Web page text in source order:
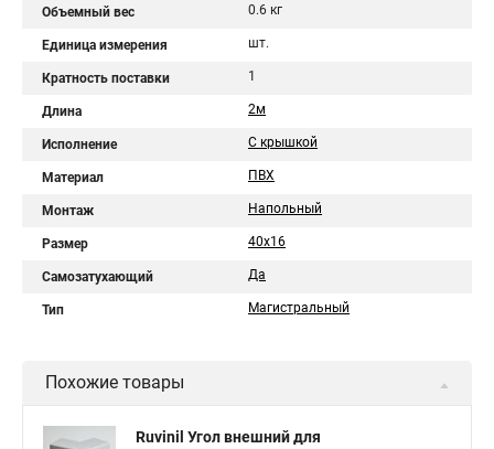
Объемный вес 0.6 кг
Единица измерения шт.
Кратность поставки 1
Длина 2м
Исполнение С крышкой
Материал ПВХ
Монтаж Напольный
Размер 40х16
Самозатухающий Да
Тип Магистральный
Похожие товары
Ruvinil Угол внешний для